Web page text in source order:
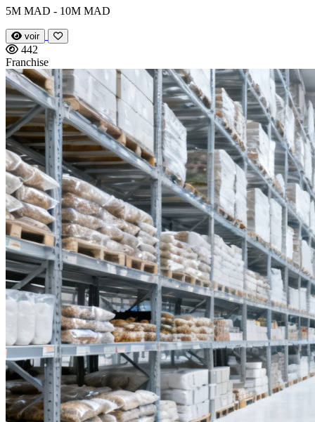
5M MAD - 10M MAD
voir
442
Franchise